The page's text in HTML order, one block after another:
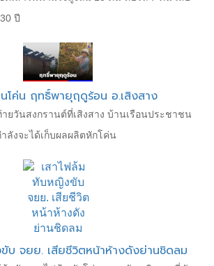
ปี
โค่น ฤทธิ์พายุฤดูร้อน อ.เสิงสาง
ยวันสงกรานต์ที่เสิงสาง บ้านเรือนประชาชน
ลังจะได้เก็บผลผลิตหักโค่น
บ จยย. เสียชีวิตหน้าห้างดังย่านชิดลม